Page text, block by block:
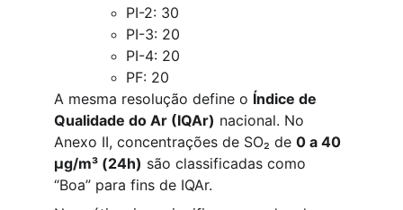
PI-2: 30
PI-3: 20
PI-4: 20
PF: 20
A mesma resolução define o Índice de
Qualidade do Ar (IQAr) nacional. No
Anexo II, concentrações de SO₂ de 0 a 40
µg/m³ (24h) são classificadas como
“Boa” para fins de IQAr.